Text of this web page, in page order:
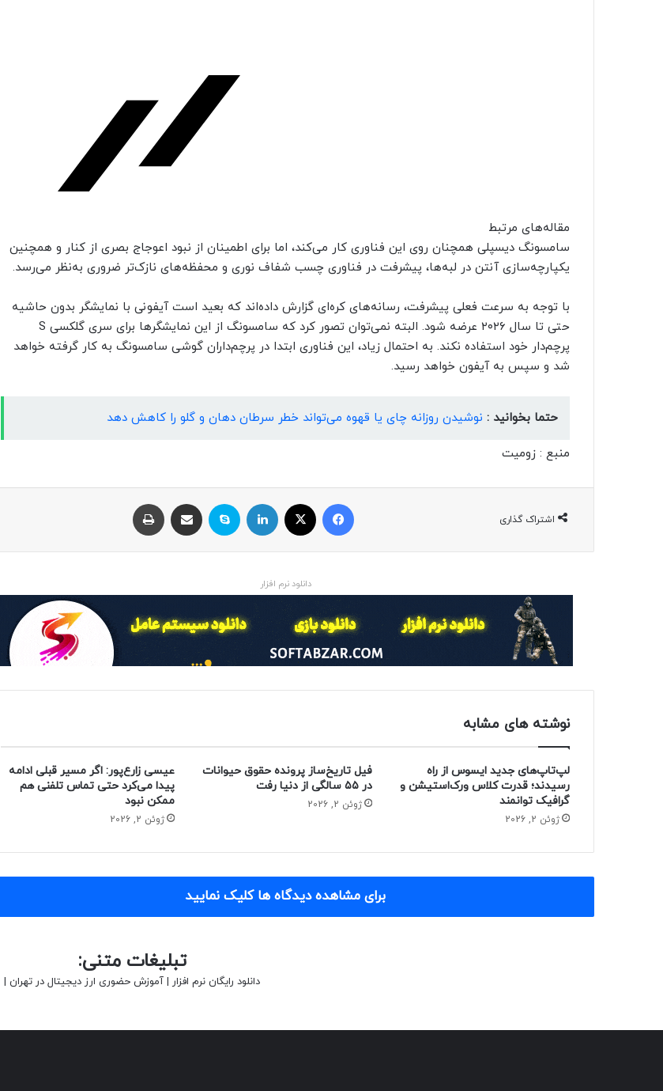
مقاله‌های مرتبط
سامسونگ دیسپلی همچنان روی این فناوری کار می‌کند، اما برای اطمینان از نبود اعوجاج بصری از کنار و همچنین
یکپارچه‌سازی آنتن در لبه‌ها، پیشرفت در فناوری چسب شفاف نوری و محفظه‌های نازک‌تر ضروری به‌نظر می‌رسد.
با توجه به سرعت فعلی پیشرفت، رسانه‌های کره‌ای گزارش داده‌اند که بعید است آیفونی با نمایشگر بدون حاشیه
حتی تا سال ۲۰۲۶ عرضه شود. البته نمی‌توان تصور کرد که سامسونگ از این نمایشگرها برای سری گلکسی S
پرچم‌دار خود استفاده نکند. به احتمال زیاد، این فناوری ابتدا در پرچم‌داران گوشی سامسونگ به کار گرفته خواهد
شد و سپس به آیفون خواهد رسید.
حتما بخوانید : نوشیدن روزانه چای یا قهوه می‌تواند خطر سرطان دهان و گلو را کاهش دهد
منبع : زومیت
اشتراک گذاری
ایکس
دانلود نرم افزار
نوشته های مشابه
لپ‌تاپ‌های جدید ایسوس از راه
رسیدند؛ قدرت کلاس ورک‌استیشن و
گرافیک توانمند
ژوئن 2, 2026
فیل تاریخ‌ساز پرونده حقوق حیوانات
در ۵۵ سالگی از دنیا رفت
ژوئن 2, 2026
عیسی زارع‌پور: اگر مسیر قبلی ادامه
پیدا می‌کرد حتی تماس تلفنی هم
ممکن نبود
ژوئن 2, 2026
برای مشاهده دیدگاه ها کلیک نمایید
تبلیغات متنی:
دانلود رایگان نرم افزار آموزش حضوری ارز دیجیتال در تهران